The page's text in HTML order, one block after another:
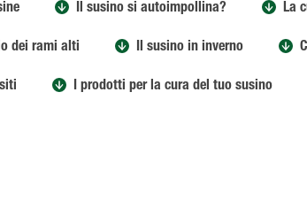
Il susino si autoimpollina? La
dei rami alti Il susino in inverno
I prodotti per la cura del tuo susino